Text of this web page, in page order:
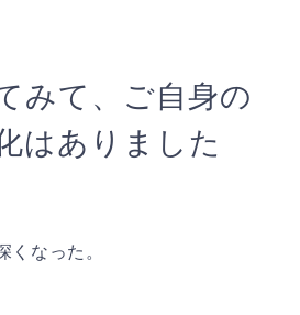
みて、ご自身の
はありました
くなった。